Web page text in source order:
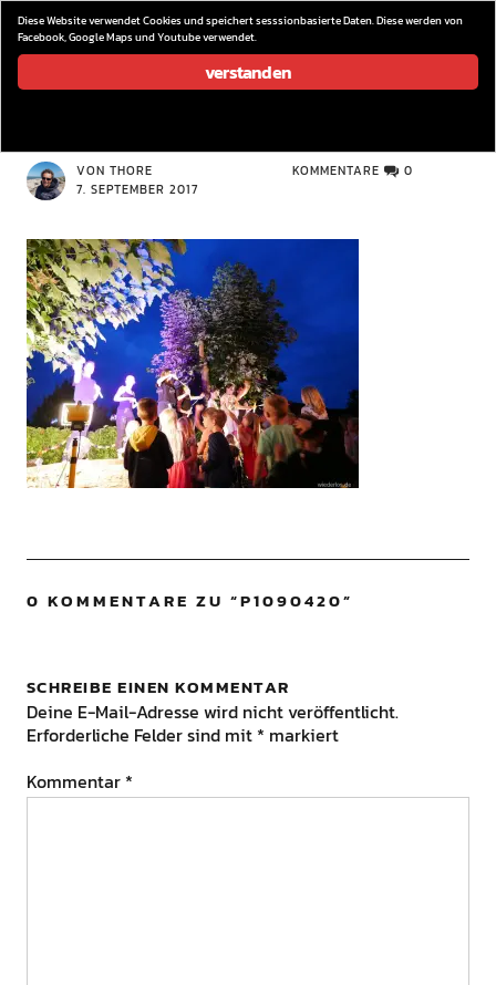
wieder los…
VON THORE
7. SEPTEMBER 2017
KOMMENTARE 0
0 KOMMENTARE ZU “P1090420”
SCHREIBE EINEN KOMMENTAR
Deine E-Mail-Adresse wird nicht veröffentlicht.
Erforderliche Felder sind mit * markiert
Kommentar *
Diese Website verwendet Cookies und speichert sesssionbasierte Daten. Diese werden von
Facebook, Google Maps und Youtube verwendet.
verstanden